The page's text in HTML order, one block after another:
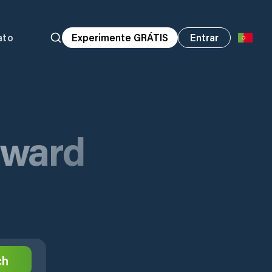
Experimente GRÁTIS Entrar